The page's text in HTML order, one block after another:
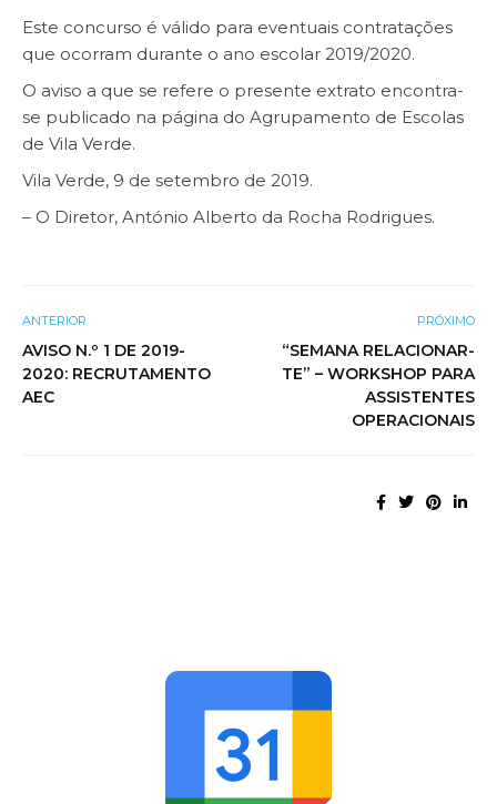
Este concurso é válido para eventuais contratações
que ocorram durante o ano escolar 2019/2020.
O aviso a que se refere o presente extrato encontra-
se publicado na página do Agrupamento de Escolas
de Vila Verde.
Vila Verde, 9 de setembro de 2019.
– O Diretor, António Alberto da Rocha Rodrigues.
ANTERIOR
AVISO N.º 1 DE 2019-
2020: RECRUTAMENTO
AEC
PRÓXIMO
“SEMANA RELACIONAR-
TE” – WORKSHOP PARA
ASSISTENTES
OPERACIONAIS